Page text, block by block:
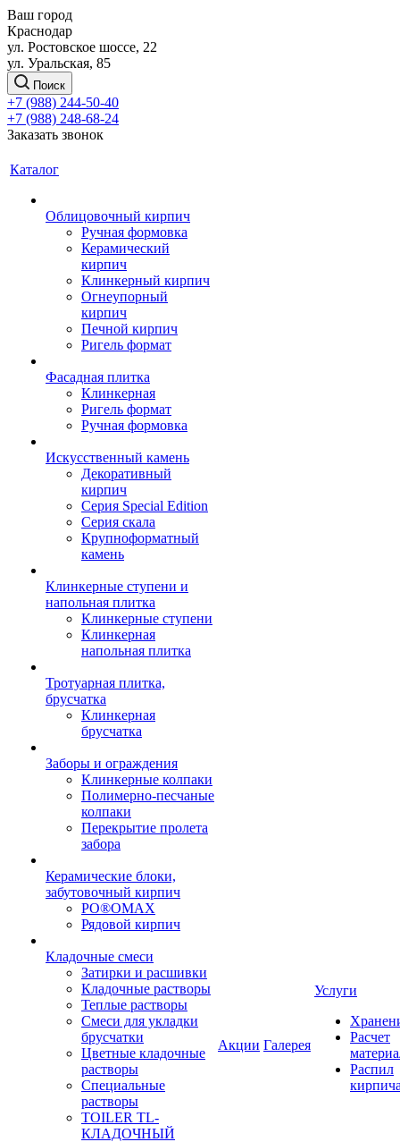
Ваш город
Краснодар
ул. Ростовское шоссе, 22
ул. Уральская, 85
Поиск
+7 (988) 244-50-40
+7 (988) 248-68-24
Заказать звонок
Каталог
Облицовочный кирпич
Ручная формовка
Керамический
кирпич
Клинкерный кирпич
Огнеупорный
кирпич
Печной кирпич
Ригель формат
Фасадная плитка
Клинкерная
Ригель формат
Ручная формовка
Искусственный камень
Декоративный
кирпич
Серия Special Edition
Серия скала
Крупноформатный
камень
Клинкерные ступени и
напольная плитка
Клинкерные ступени
Клинкерная
напольная плитка
Тротуарная плитка,
брусчатка
Клинкерная
брусчатка
Заборы и ограждения
Клинкерные колпаки
Полимерно-песчаные
колпаки
Перекрытие пролета
забора
Керамические блоки,
забутовочный кирпич
PO®OMAX
Рядовой кирпич
Кладочные смеси
Затирки и расшивки
Кладочные растворы
Теплые растворы
Смеси для укладки
брусчатки
Цветные кладочные
растворы
Специальные
растворы
TOILER TL-
КЛАДОЧНЫЙ
Акции Галерея
Услуги
Расчет
Распил